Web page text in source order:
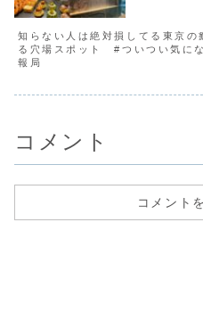
知らない人は絶対損してる東京の
る穴場スポット #ついつい気に
報局
コメント
コメント